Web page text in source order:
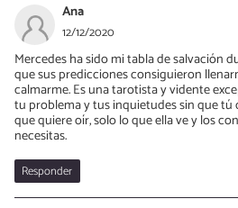
Ana
12/12/2020
Mercedes ha sido mi tabla de salvación
que sus predicciones consiguieron
calmarme. Es una tarotista y vidente
tu problema y tus inquietudes sin que tú
que quiere oír, solo lo que ella ve y los
necesitas.
Responder